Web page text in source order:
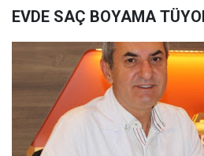
EVDE SAÇ BOYAMA